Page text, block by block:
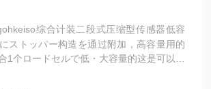
综合计装二段式压缩型传感器低容
ストッパー构造を通过附加，高容量用的
1个ロードセルで低・大容量的这是可以实